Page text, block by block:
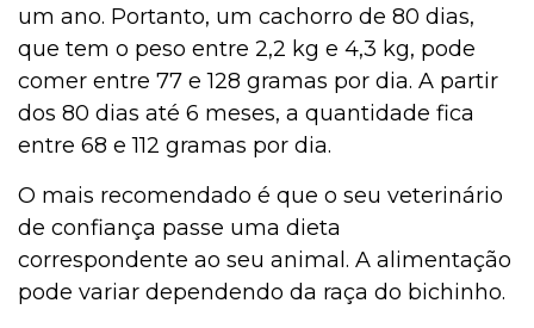
um ano. Portanto, um cachorro de 80 dias,
que tem o peso entre 2,2 kg e 4,3 kg, pode
comer entre 77 e 128 gramas por dia. A partir
dos 80 dias até 6 meses, a quantidade fica
entre 68 e 112 gramas por dia.
O mais recomendado é que o seu veterinário
de confiança passe uma dieta
correspondente ao seu animal. A alimentação
pode variar dependendo da raça do bichinho.